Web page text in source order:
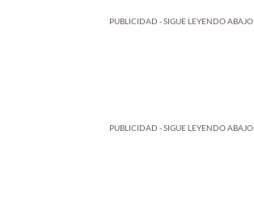
PUBLICIDAD - SIGUE LEYENDO ABAJO
PUBLICIDAD - SIGUE LEYENDO ABAJO